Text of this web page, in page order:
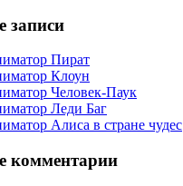
записи
Пират
Клоун
Человек-Паук
Леди Баг
Алиса в стране чудес
комментарии